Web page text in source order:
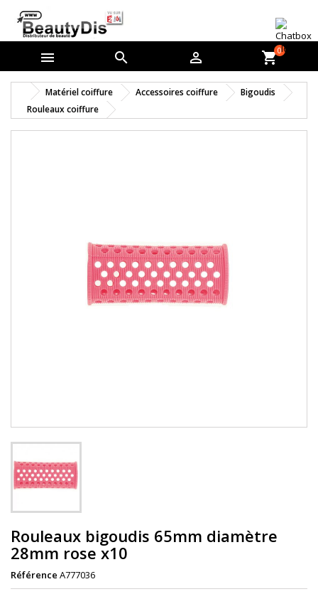
   shopping_cart0
Matériel coiffure Accessoires coiffure
Bigoudis
Rouleaux coiffure
Rouleaux bigoudis 65mm diamètre
28mm rose x10
Référence A777036